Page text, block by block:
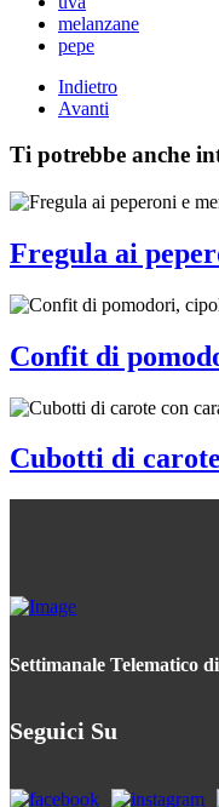
melanzane
pepe
Indietro
Avanti
Ti potrebbe anche
Fregula ai
Confit di
Cubotti di
Settimanale Telematico
Seguici Su